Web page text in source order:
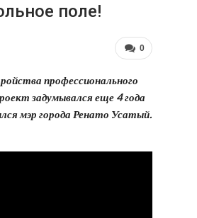
поле!
0
профессионального
задумывался еще 4 года
мэр города Ренато Усатый.